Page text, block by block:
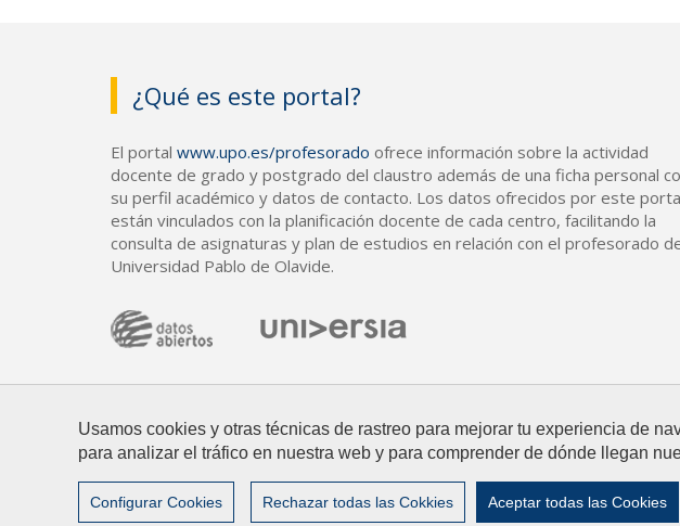
Usamos cookies y otras técnicas de rastreo para mejorar tu experiencia de
para analizar el tráfico en nuestra web y para comprender de dónde llegan
Configurar Cookies Rechazar todas las Cokkies Aceptar todas las Cookies
¿Qué es este portal?
El portal www.upo.es/profesorado ofrece información sobre la actividad
docente de grado y postgrado del claustro además de una ficha personal
su perfil académico y datos de contacto. Los datos ofrecidos por este
están vinculados con la planificación docente de cada centro, facilitando la
consulta de asignaturas y plan de estudios en relación con el profesorado
Universidad Pablo de Olavide.
© 2026 Universidad Pablo de Olavide Contacto | Aviso Legal y Política de